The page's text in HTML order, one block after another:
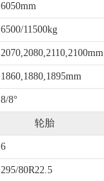
6050mm
6500/11500kg
2070,2080,2110,2100mm
1860,1880,1895mm
8/8°
轮胎
6
295/80R22.5